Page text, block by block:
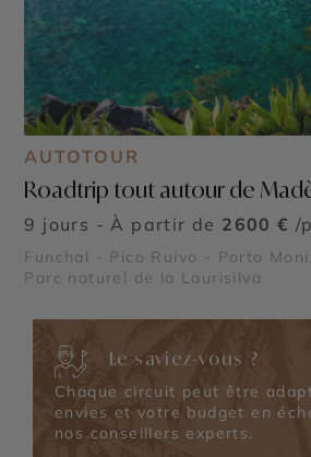
AUTOTOUR
Roadtrip tout autour de
9 jours - À partir de 2600 € /
Funchal - Pico Ruivo - Porto
Parc naturel de la Laurisilva
Le saviez-vous ?
Chaque circuit peut être
envies et votre budget en
nos conseillers experts.